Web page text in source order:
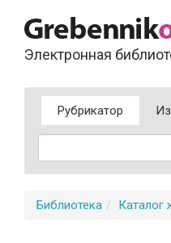
Электронная
Рубрикатор
Библиотека Каталог